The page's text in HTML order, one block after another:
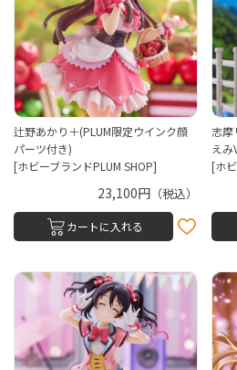
辻野あかり＋(PLUM限定ウインク顔
パーツ付き)
[ホビーブランドPLUM SHOP]
23,100円（税込）
カートに入れる
志摩
えみ
[ホ